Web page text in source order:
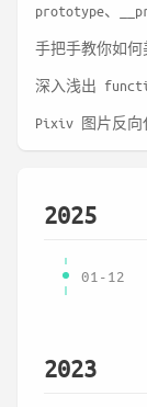
2025
01-12
2023
prototype、
手把手教你如
深入浅出
Pixiv 图片反向